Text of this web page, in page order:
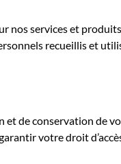
nos services et
recueillis et
de conservation de
votre droit